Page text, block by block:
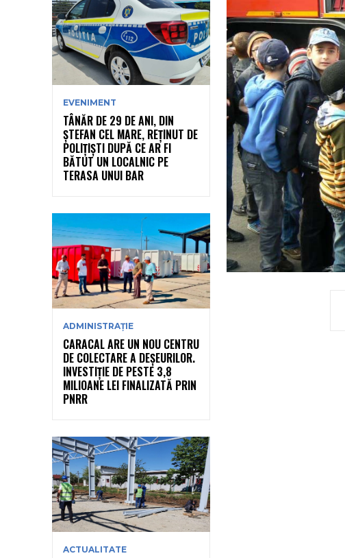
EVENIMENT
TÂNĂR DE 29 DE ANI, DIN
ȘTEFAN CEL MARE, REȚINUT DE
POLIȚIȘTI DUPĂ CE AR FI
BĂTUT UN LOCALNIC PE
TERASA UNUI BAR
ADMINISTRAȚIE
CARACAL ARE UN NOU CENTRU
DE COLECTARE A DEȘEURILOR.
INVESTIȚIE DE PESTE 3,8
MILIOANE LEI FINALIZATĂ PRIN
PNRR
ACTUALITATE